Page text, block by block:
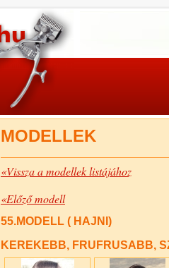
MODELLEK
«Vissza a modellek listájához
«Előző modell
55.MODELL ( HAJNI)
KEREKEBB, FRUFRUSABB,